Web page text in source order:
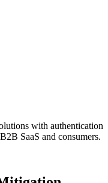
with authentication
SaaS and consumers.